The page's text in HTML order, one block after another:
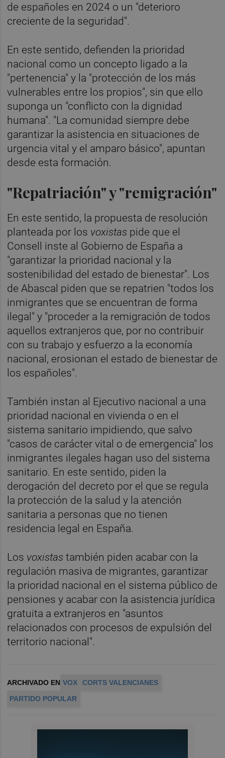
de españoles en 2024 o un "deterioro
creciente de la seguridad".
En este sentido, defienden la prioridad
nacional como un concepto ligado a la
"pertenencia" y la "protección de los más
vulnerables entre los propios", sin que ello
suponga un "conflicto con la dignidad
humana". "La comunidad siempre debe
garantizar la asistencia en situaciones de
urgencia vital y el amparo básico", apuntan
desde esta formación.
"Repatriación" y "remigración"
En este sentido, la propuesta de resolución
planteada por los voxistas pide que el
Consell inste al Gobierno de España a
"garantizar la prioridad nacional y la
sostenibilidad del estado de bienestar". Los
de Abascal piden que se repatrien "todos los
inmigrantes que se encuentran de forma
ilegal" y "proceder a la remigración de todos
aquellos extranjeros que, por no contribuir
con su trabajo y esfuerzo a la economía
nacional, erosionan el estado de bienestar de
los españoles".
También instan al Ejecutivo nacional a una
prioridad nacional en vivienda o en el
sistema sanitario impidiendo, que salvo
"casos de carácter vital o de emergencia" los
inmigrantes ilegales hagan uso del sistema
sanitario. En este sentido, piden la
derogación del decreto por el que se regula
la protección de la salud y la atención
sanitaria a personas que no tienen
residencia legal en España.
Los voxistas también piden acabar con la
regulación masiva de migrantes, garantizar
la prioridad nacional en el sistema público de
pensiones y acabar con la asistencia jurídica
gratuita a extranjeros en "asuntos
relacionados con procesos de expulsión del
territorio nacional".
ARCHIVADO EN VOX
CORTS VALENCIANES
PARTIDO POPULAR